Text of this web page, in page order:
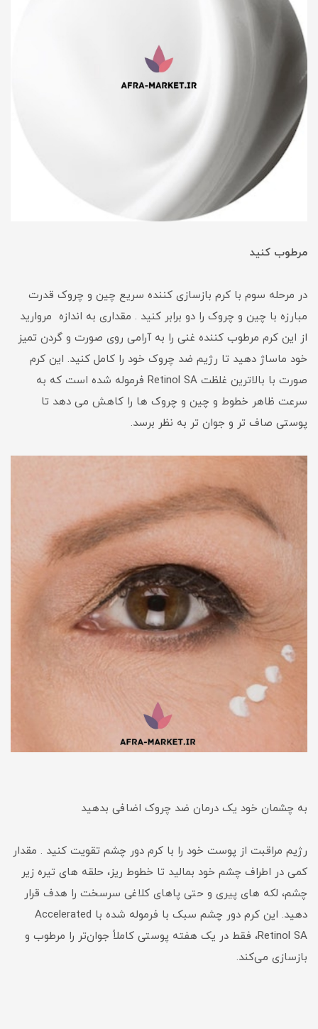
مرطوب کنید
در مرحله سوم با کرم بازسازی کننده سریع چین و چروک قدرت
مبارزه با چین و چروک را دو برابر کنید . مقداری به اندازه مروارید
از این کرم مرطوب کننده غنی را به آرامی روی صورت و گردن تمیز
خود ماساژ دهید تا رژیم ضد چروک خود را کامل کنید. این کرم
صورت با بالاترین غلظت Retinol SA فرموله شده است که به
سرعت ظاهر خطوط و چین و چروک ها را کاهش می دهد تا
پوستی صاف تر و جوان تر به نظر برسد.
به چشمان خود یک درمان ضد چروک اضافی بدهید
رژیم مراقبت از پوست خود را با کرم دور چشم تقویت کنید . مقدار
کمی در اطراف چشم خود بمالید تا خطوط ریز، حلقه های تیره زیر
چشم، لکه های پیری و حتی پاهای کلاغی سرسخت را هدف قرار
دهید. این کرم دور چشم سبک با فرموله شده با Accelerated
Retinol SA، فقط در یک هفته پوستی کاملاً جوان‌تر را مرطوب و
بازسازی می‌کند.